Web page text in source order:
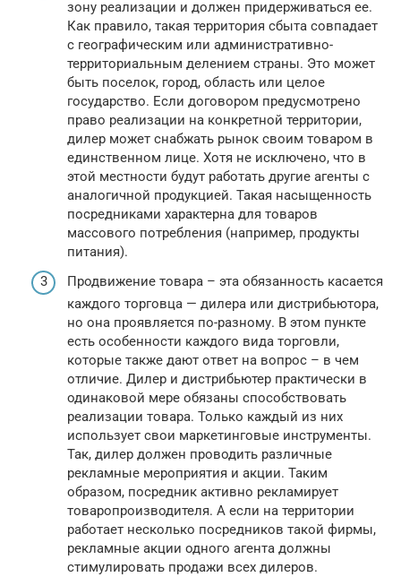
зону реализации и должен придерживаться ее.
Как правило, такая территория сбыта совпадает
с географическим или административно-
территориальным делением страны. Это может
быть поселок, город, область или целое
государство. Если договором предусмотрено
право реализации на конкретной территории,
дилер может снабжать рынок своим товаром в
единственном лице. Хотя не исключено, что в
этой местности будут работать другие агенты с
аналогичной продукцией. Такая насыщенность
посредниками характерна для товаров
массового потребления (например, продукты
питания).
Продвижение товара – эта обязанность касается
каждого торговца — дилера или дистрибьютора,
но она проявляется по-разному. В этом пункте
есть особенности каждого вида торговли,
которые также дают ответ на вопрос – в чем
отличие. Дилер и дистрибьютер практически в
одинаковой мере обязаны способствовать
реализации товара. Только каждый из них
использует свои маркетинговые инструменты.
Так, дилер должен проводить различные
рекламные мероприятия и акции. Таким
образом, посредник активно рекламирует
товаропроизводителя. А если на территории
работает несколько посредников такой фирмы,
рекламные акции одного агента должны
стимулировать продажи всех дилеров.